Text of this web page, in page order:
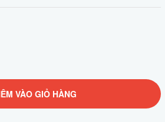
VÀO GIỎ HÀNG